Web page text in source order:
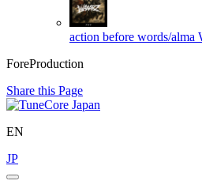
action before words/alma
ForeProduction
Share this Page
EN
JP